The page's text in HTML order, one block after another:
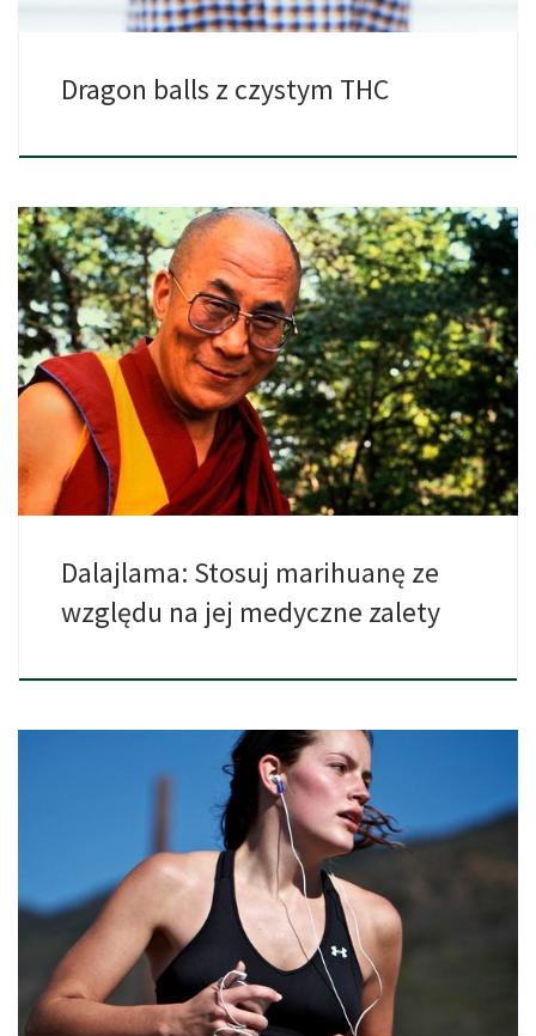
Dragon balls z czystym THC
Dalajlama wyraził poparcie dla stosowanie marihuany podczas
swojego przemówienia w […]
Dalajlama: Stosuj marihuanę ze
względu na jej medyczne zalety
Naukowcy nadali nowe znaczenie terminowi „haj biegacza”.
Nowe odkrycia sugerują, […]